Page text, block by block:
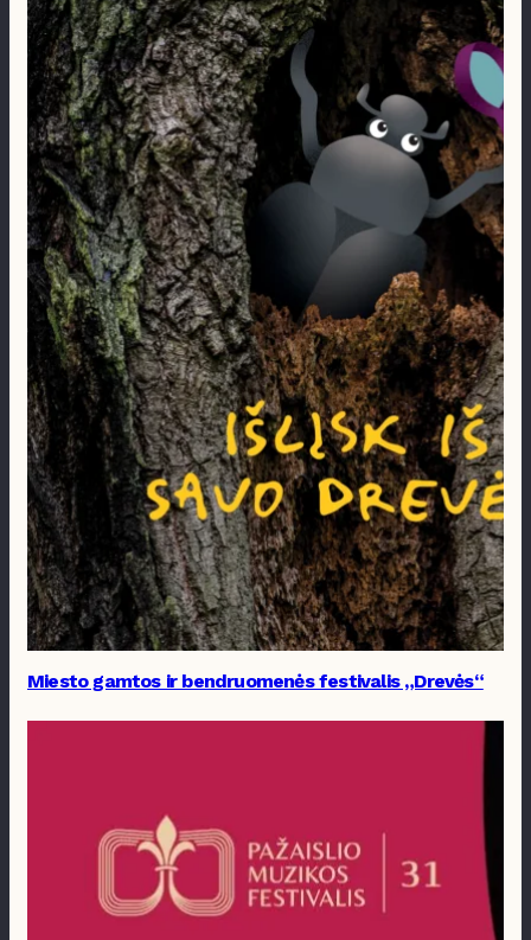
Miesto gamtos ir bendruomenės festivalis „Drevės“